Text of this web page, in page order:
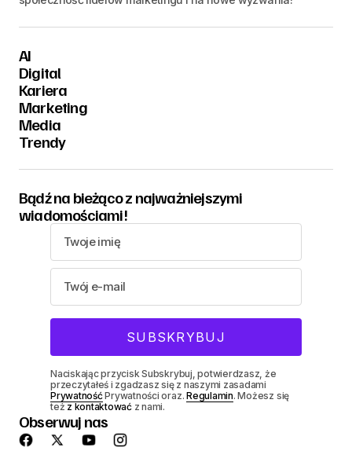
AI
Digital
Kariera
Marketing
Media
Trendy
Bądź na bieżąco z najważniejszymi
wiadomościami!
Naciskając przycisk Subskrybuj, potwierdzasz, że
przeczytałeś i zgadzasz się z naszymi zasadami
PrywatnośćPrywatności oraz.Regulamin. Możesz się
też z kontaktowaćz nami.
Obserwuj nas